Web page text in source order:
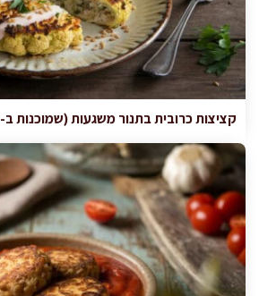
קציצות כרובית בתנור משגעות (שמוכנות ב-35 דקות)